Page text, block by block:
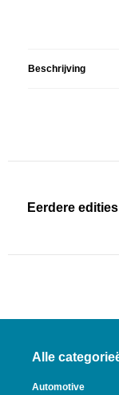
Beschrijving
Eerdere
Alle
Automotive